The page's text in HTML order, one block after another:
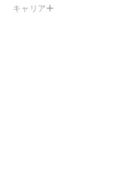
キャリア